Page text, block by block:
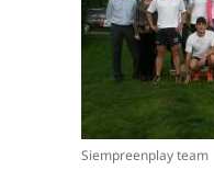
Siempreenplay team